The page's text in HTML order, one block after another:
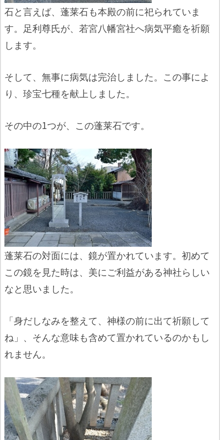
石と言えば、蓬莱石も本殿の前に祀られていま
す。足利尊氏が、若宮八幡宮社へ病気平癒を祈願
します。
そして、無事に病気は完治しました。この事によ
り、珍宝七種を献上しました。
その中の1つが、この蓬莱石です。
蓬莱石の対面には、鏡が置かれています。初めて
この鏡を見た時は、美にご利益がある神社らしい
なと思いました。
「身だしなみを整えて、神様の前に出て祈願して
ね」、そんな意味も含めて置かれているのかもし
れません。